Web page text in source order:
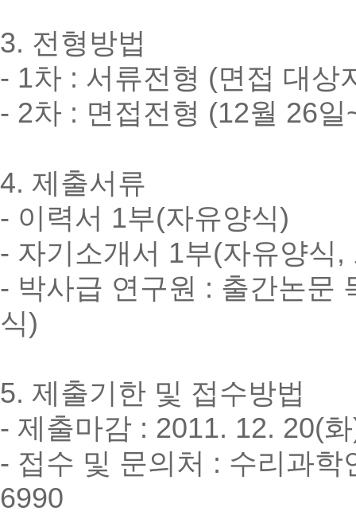
3. 전형방법
- 1차 : 서류전형 (면접 대상
- 2차 : 면접전형 (12월 26
4. 제출서류
- 이력서 1부(자유양식)
- 자기소개서 1부(자유양식
- 박사급 연구원 : 출간논문
식)
5. 제출기한 및 접수방법
- 제출마감 : 2011. 12. 20(
- 접수 및 문의처 : 수리과학
6990